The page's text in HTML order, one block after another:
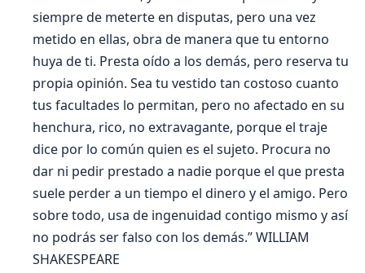
siempre de meterte en disputas, pero una vez
metido en ellas, obra de manera que tu entorno
huya de ti. Presta oído a los demás, pero reserva tu
propia opinión. Sea tu vestido tan costoso cuanto
tus facultades lo permitan, pero no afectado en su
henchura, rico, no extravagante, porque el traje
dice por lo común quien es el sujeto. Procura no
dar ni pedir prestado a nadie porque el que presta
suele perder a un tiempo el dinero y el amigo. Pero
sobre todo, usa de ingenuidad contigo mismo y así
no podrás ser falso con los demás.” WILLIAM
SHAKESPEARE